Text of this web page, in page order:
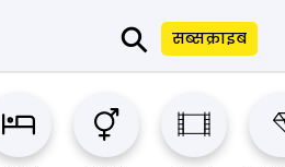
⚲ सब्सक्राइब